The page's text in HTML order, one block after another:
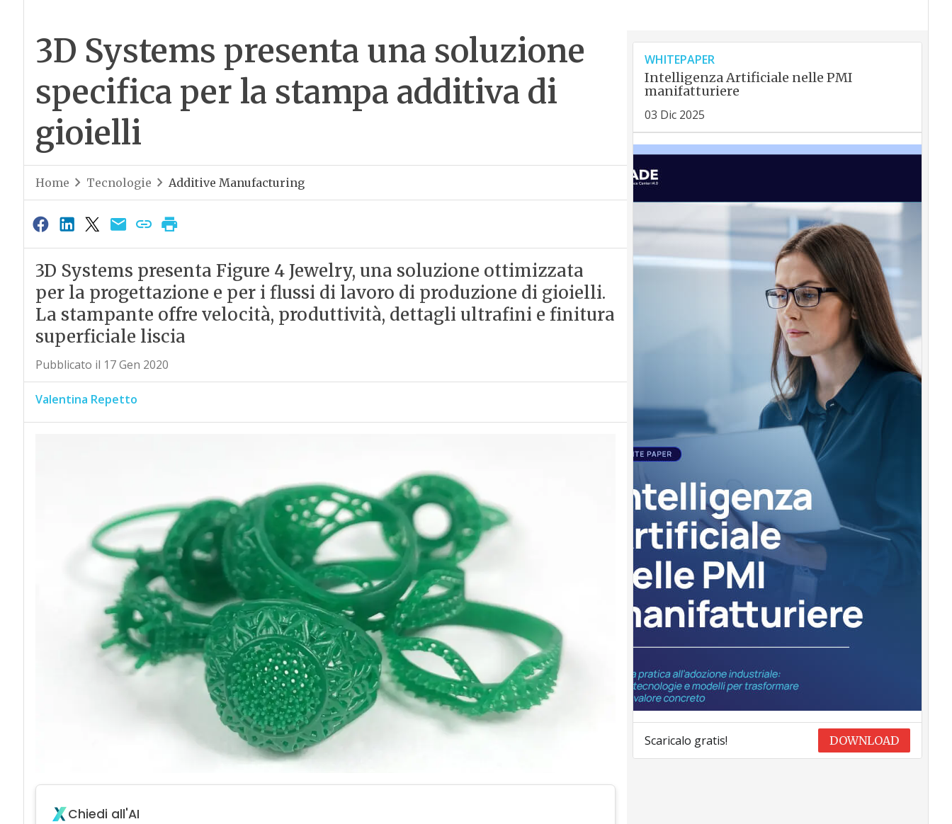
3D Systems presenta una soluzione
specifica per la stampa additiva di
gioielli
Home Tecnologie Additive Manufacturing
3D Systems presenta Figure 4 Jewelry, una soluzione ottimizzata
per la progettazione e per i flussi di lavoro di produzione di gioielli.
La stampante offre velocità, produttività, dettagli ultrafini e finitura
superficiale liscia
Pubblicato il 17 Gen 2020
Valentina Repetto
Chiedi all'AI
WHITEPAPER
Intelligenza Artificiale nelle PMI
manifatturiere
03 Dic 2025
Scaricalo gratis! DOWNLOAD